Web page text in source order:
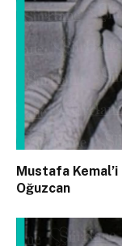
Mustafa Kemal’i
Oğuzcan